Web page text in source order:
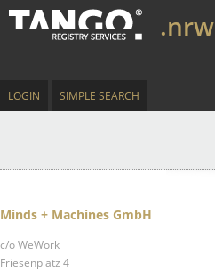
.nrw
LOGIN SIMPLE SEARCH
Minds + Machines GmbH
c/o WeWork
Friesenplatz 4